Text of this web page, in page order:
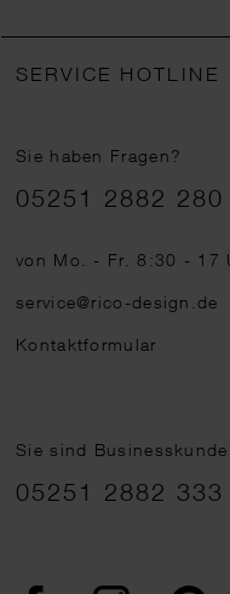
SERVICE HOTLINE
Sie haben Fragen?
Telefonnummer
05251 2882 280
von Mo. - Fr. 8:30 - 17
service@rico-design.de
Kontaktformular
Sie sind
05251 2882 333